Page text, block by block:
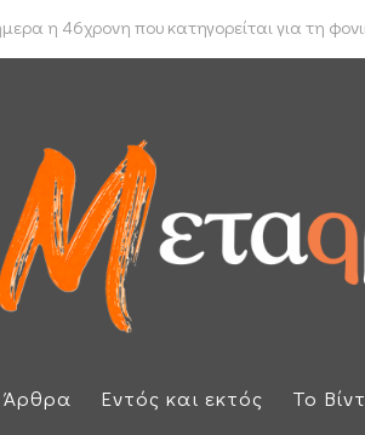
η 46χρονη που κατηγορείται για τη
νέο δρομολόγιο πλοίων που θέλουν να
Άρθρα Εντός και εκτός Το